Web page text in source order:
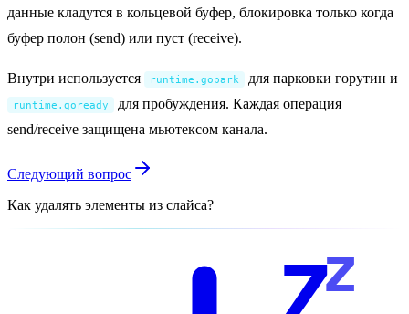
данные кладутся в кольцевой буфер, блокировка только когда
буфер полон (send) или пуст (receive).
Внутри используется runtime.gopark для парковки горутин и
runtime.goready
для пробуждения. Каждая операция
send/receive защищена мьютексом канала.
Следующий вопрос
Как удалять элементы из слайса?
z